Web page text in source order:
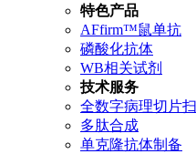
特色产品
AFfirm™鼠单抗
磷酸化抗体
WB相关试剂
技术服务
全数字病理切片
多肽合成
单克隆抗体制备